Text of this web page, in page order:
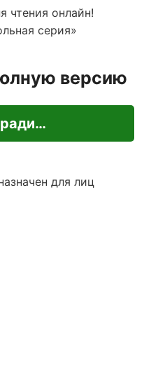
чтения онлайн!
серия»
версию
для лиц